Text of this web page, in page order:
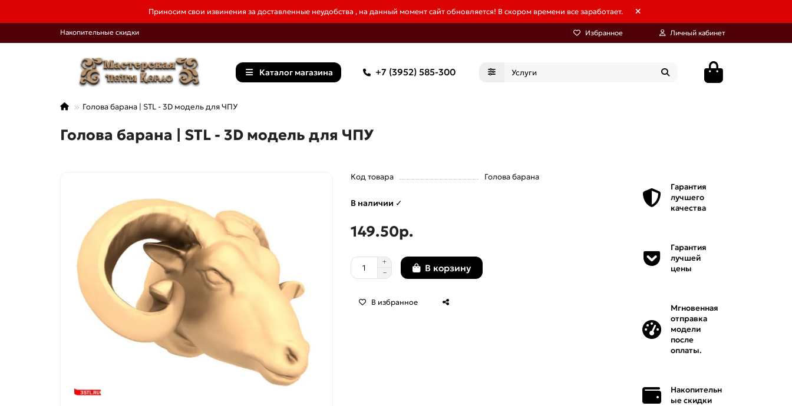
Приносим свои извинения за доставленные неудобства , на данный момент сайт обновляется! В скором времени все заработает.
Накопительные скидки Избранное Личный кабинет
Каталог магазина +7 (3952) 585-300
Голова барана | STL - 3D модель для ЧПУ
Голова барана | STL - 3D модель для ЧПУ
Код товара Голова барана
В наличии ✓
149.50р.
В корзину
В избранное
Гарантия
лучшего
качества
Гарантия
лучшей
цены
Мгновенная
отправка
модели
после
оплаты.
Накопительн
ые скидки